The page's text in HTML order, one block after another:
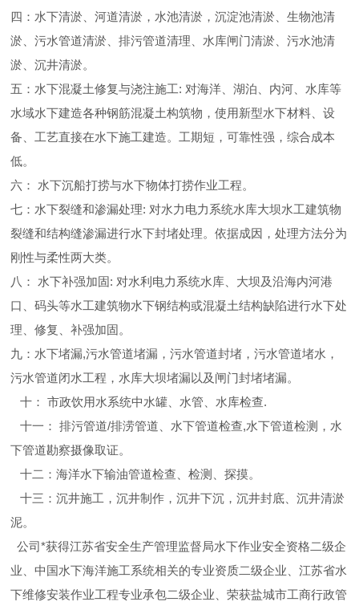
四：水下清淤、河道清淤，水池清淤，沉淀池清淤、生物池清
淤、污水管道清淤、排污管道清理、水库闸门清淤、污水池清
淤、沉井清淤。
五：水下混凝土修复与浇注施工: 对海洋、湖泊、内河、水库等
水域水下建造各种钢筋混凝土构筑物，使用新型水下材料、设
备、工艺直接在水下施工建造。工期短，可靠性强，综合成本
低。
六： 水下沉船打捞与水下物体打捞作业工程。
七：水下裂缝和渗漏处理: 对水力电力系统水库大坝水工建筑物
裂缝和结构缝渗漏进行水下封堵处理。依据成因，处理方法分为
刚性与柔性两大类。
八： 水下补强加固: 对水利电力系统水库、大坝及沿海内河港
口、码头等水工建筑物水下钢结构或混凝土结构缺陷进行水下处
理、修复、补强加固。
九：水下堵漏,污水管道堵漏，污水管道封堵，污水管道堵水，
污水管道闭水工程，水库大坝堵漏以及闸门封堵堵漏。
十： 市政饮用水系统中水罐、水管、水库检查.
十一： 排污管道/排涝管道、水下管道检查,水下管道检测，水
下管道勘察摄像取证。
十二：海洋水下输油管道检查、检测、探摸。
十三：沉井施工，沉井制作，沉井下沉，沉井封底、沉井清淤
泥。
公司*获得江苏省安全生产管理监督局水下作业安全资格二级企
业、中国水下海洋施工系统相关的专业资质二级企业、江苏省水
下维修安装作业工程专业承包二级企业、荣获盐城市工商行政管